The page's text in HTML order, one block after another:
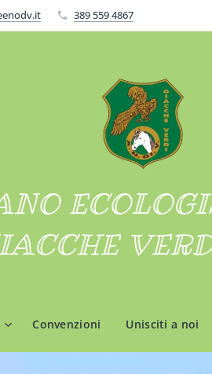
389 559 4867
Convenzioni Unisciti a noi